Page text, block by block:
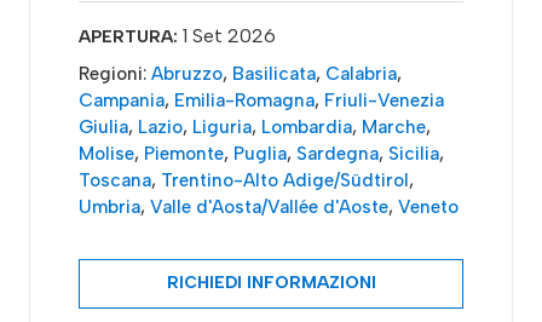
APERTURA: 1 Set 2026
Regioni: Abruzzo, Basilicata, Calabria,
Campania, Emilia-Romagna, Friuli-Venezia
Giulia, Lazio, Liguria, Lombardia, Marche,
Molise, Piemonte, Puglia, Sardegna, Sicilia,
Toscana, Trentino-Alto Adige/Südtirol,
Umbria, Valle d'Aosta/Vallée d'Aoste, Veneto
RICHIEDI INFORMAZIONI